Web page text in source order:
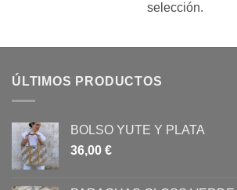
selección.
ÚLTIMOS PRODUCTOS
BOLSO YUTE Y PLATA
36,00 €